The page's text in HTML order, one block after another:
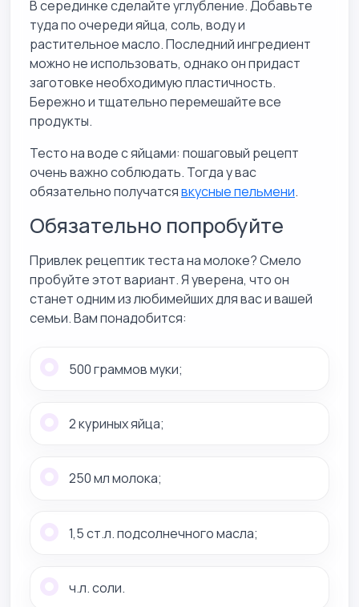
В серединке сделайте углубление. Добавьте
туда по очереди яйца, соль, воду и
растительное масло. Последний ингредиент
можно не использовать, однако он придаст
заготовке необходимую пластичность.
Бережно и тщательно перемешайте все
продукты.
Тесто на воде с яйцами: пошаговый рецепт
очень важно соблюдать. Тогда у вас
обязательно получатсявкусные пельмени.
Обязательно попробуйте
Привлек рецептик теста на молоке? Смело
пробуйте этот вариант. Я уверена, что он
станет одним из любимейших для вас и вашей
семьи. Вам понадобится:
500 граммов муки;
2 куриных яйца;
250 мл молока;
1,5 ст.л. подсолнечного масла;
ч.л. соли.